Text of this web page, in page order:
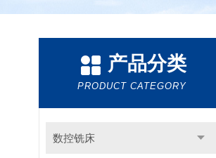
产品分类
PRODUCT CATEGORY
数控铣床